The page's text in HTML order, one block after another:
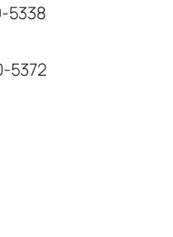
5338
5372